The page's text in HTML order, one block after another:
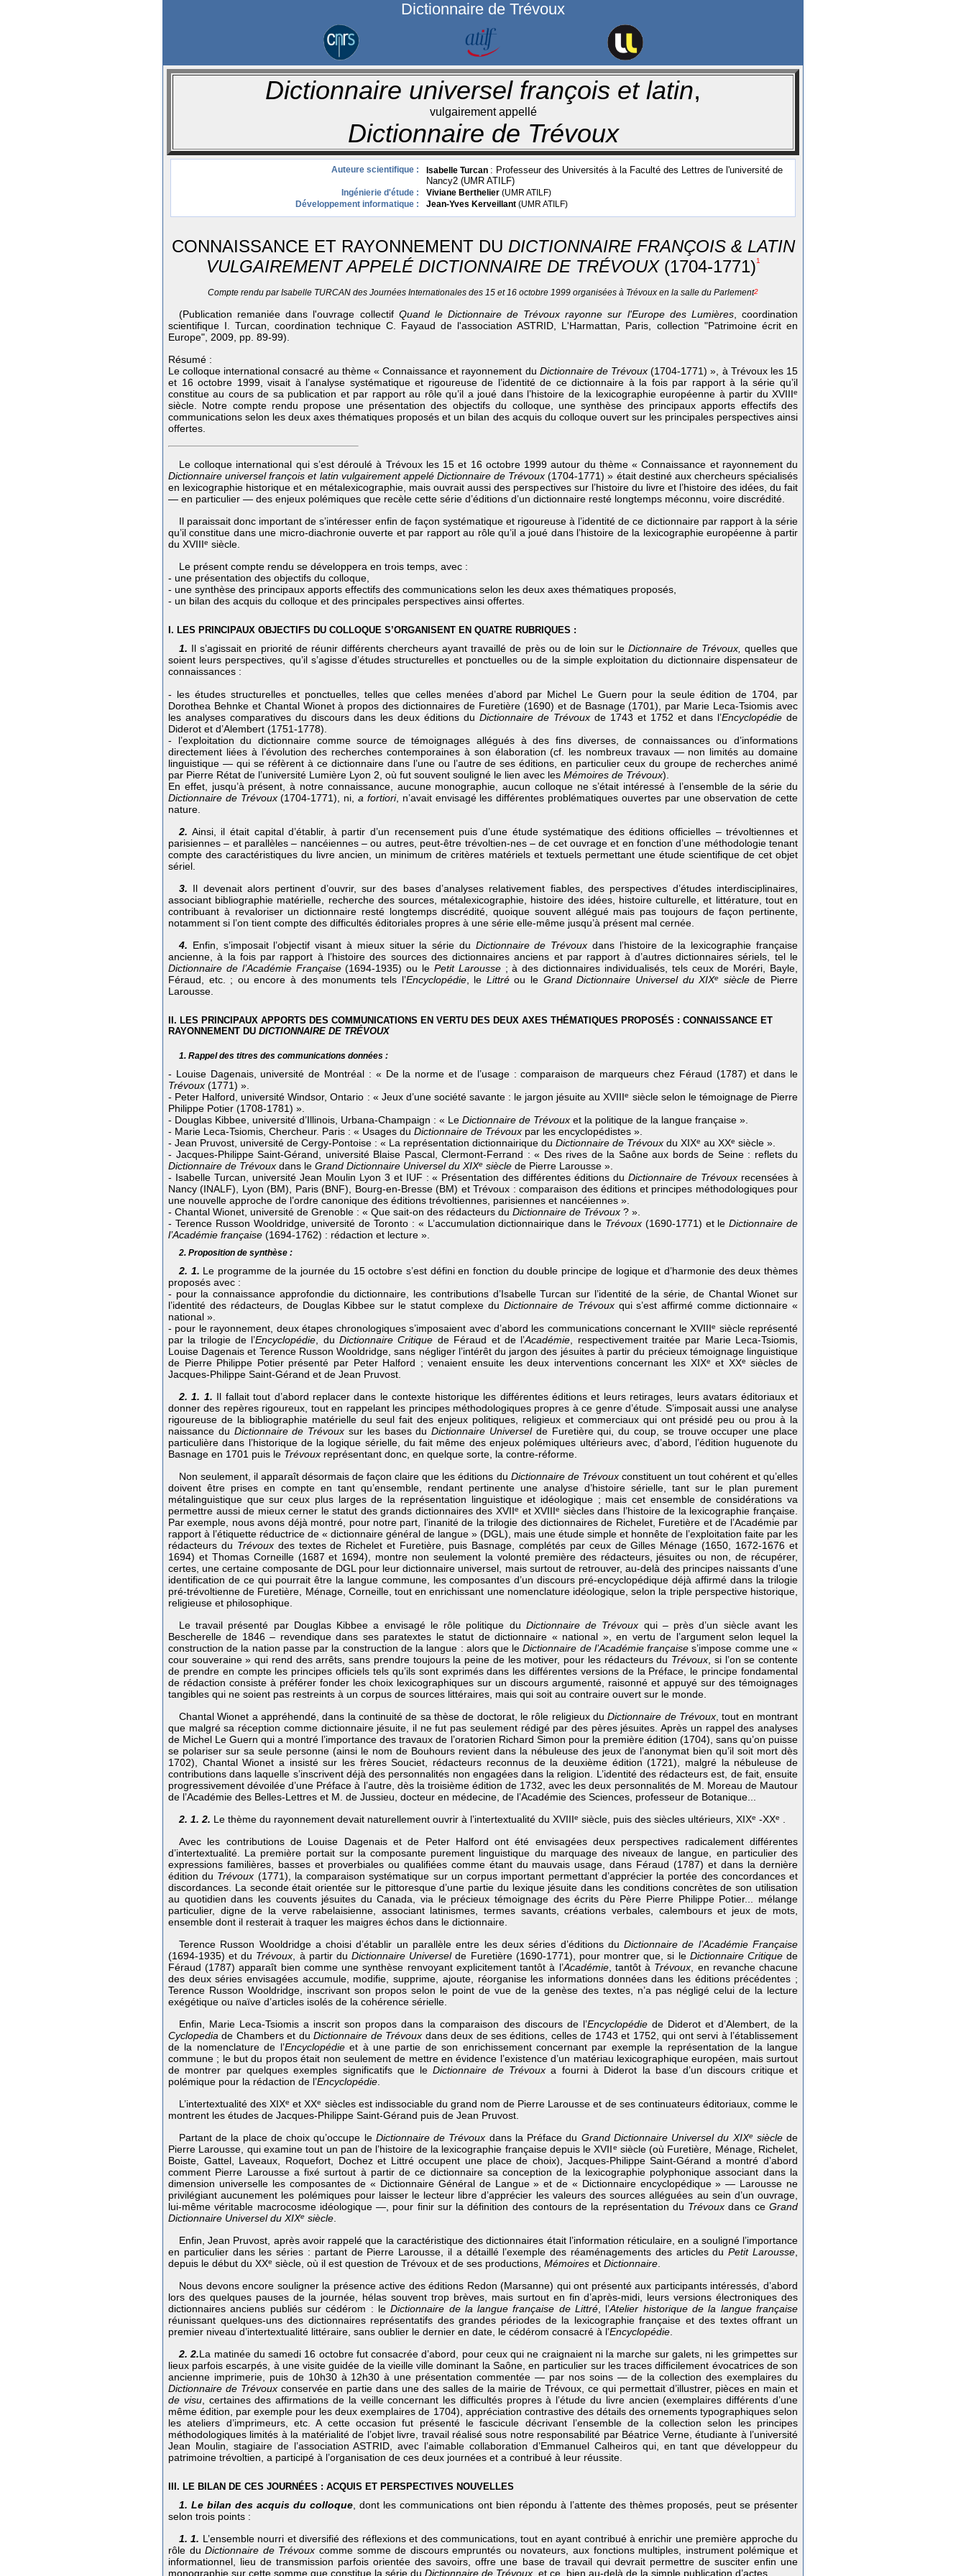
Dictionnaire de Trévoux
Dictionnaire universel françois et latin,
vulgairement appellé
Dictionnaire de Trévoux
Auteure scientifique : Isabelle Turcan : Professeur des Universités à la Faculté des Lettres de l'université de
Nancy2 (UMR ATILF)
Ingénierie d'étude : Viviane Berthelier (UMR ATILF)
Développement informatique :
Jean-Yves Kerveillant (UMR ATILF)
CONNAISSANCE ET RAYONNEMENT DU DICTIONNAIRE FRANÇOIS & LATIN
VULGAIREMENT APPELÉ DICTIONNAIRE DE TRÉVOUX(1704-1771)1
Compte rendu par Isabelle TURCAN des Journées Internationales des 15 et 16 octobre 1999 organisées à Trévoux en la salle du Parlement2
(Publication remaniée dans l'ouvrage collectif Quand le Dictionnaire de Trévoux rayonne sur l'Europe des Lumières, coordination
scientifique I. Turcan, coordination technique C. Fayaud de l'association ASTRID, L'Harmattan, Paris, collection "Patrimoine écrit en
Europe", 2009, pp. 89-99).
Résumé :
Le colloque international consacré au thème « Connaissance et rayonnement du Dictionnaire de Trévoux (1704-1771) », à Trévoux les 15
et 16 octobre 1999, visait à l’analyse systématique et rigoureuse de l’identité de ce dictionnaire à la fois par rapport à la série qu’il
constitue au cours de sa publication et par rapport au rôle qu’il a joué dans l’histoire de la lexicographie européenne à partir du XVIIIe
siècle. Notre compte rendu propose une présentation des objectifs du colloque, une synthèse des principaux apports effectifs des
communications selon les deux axes thématiques proposés et un bilan des acquis du colloque ouvert sur les principales perspectives ainsi
offertes.
Le colloque international qui s’est déroulé à Trévoux les 15 et 16 octobre 1999 autour du thème « Connaissance et rayonnement du
Dictionnaire universel françois et latin vulgairement appelé Dictionnaire de Trévoux (1704-1771) » était destiné aux chercheurs spécialisés
en lexicographie historique et en métalexicographie, mais ouvrait aussi des perspectives sur l’histoire du livre et l’histoire des idées, du fait
— en particulier — des enjeux polémiques que recèle cette série d’éditions d’un dictionnaire resté longtemps méconnu, voire discrédité.
Il paraissait donc important de s’intéresser enfin de façon systématique et rigoureuse à l’identité de ce dictionnaire par rapport à la série
qu’il constitue dans une micro-diachronie ouverte et par rapport au rôle qu’il a joué dans l’histoire de la lexicographie européenne à partir
du XVIIIe siècle.
Le présent compte rendu se développera en trois temps, avec :
- une présentation des objectifs du colloque,
- une synthèse des principaux apports effectifs des communications selon les deux axes thématiques proposés,
- un bilan des acquis du colloque et des principales perspectives ainsi offertes.
I. LES PRINCIPAUX OBJECTIFS DU COLLOQUE S’ORGANISENT EN QUATRE RUBRIQUES :
1. Il s’agissait en priorité de réunir différents chercheurs ayant travaillé de près ou de loin sur leDictionnaire de Trévoux, quelles que
soient leurs perspectives, qu’il s’agisse d’études structurelles et ponctuelles ou de la simple exploitation du dictionnaire dispensateur de
connaissances :
- les études structurelles et ponctuelles, telles que celles menées d’abord par Michel Le Guern pour la seule édition de 1704, par
Dorothea Behnke et Chantal Wionet à propos des dictionnaires de Furetière (1690) et de Basnage (1701), par Marie Leca-Tsiomis avec
les analyses comparatives du discours dans les deux éditions du Dictionnaire de Trévoux de 1743 et 1752 et dans l’Encyclopédie de
Diderot et d’Alembert (1751-1778).
- l’exploitation du dictionnaire comme source de témoignages allégués à des fins diverses, de connaissances ou d’informations
directement liées à l’évolution des recherches contemporaines à son élaboration (cf. les nombreux travaux — non limités au domaine
linguistique — qui se réfèrent à ce dictionnaire dans l’une ou l’autre de ses éditions, en particulier ceux du groupe de recherches animé
par Pierre Rétat de l’université Lumière Lyon 2, où fut souvent souligné le lien avec les Mémoires de Trévoux).
En effet, jusqu’à présent, à notre connaissance, aucune monographie, aucun colloque ne s’était intéressé à l’ensemble de la série du
Dictionnaire de Trévoux(1704-1771), ni,a fortiori, n’avait envisagé les différentes problématiques ouvertes par une observation de cette
nature.
2. Ainsi, il était capital d’établir, à partir d’un recensement puis d’une étude systématique des éditions officielles – trévoltiennes et
parisiennes – et parallèles – nancéiennes – ou autres, peut-être trévoltien-nes – de cet ouvrage et en fonction d’une méthodologie tenant
compte des caractéristiques du livre ancien, un minimum de critères matériels et textuels permettant une étude scientifique de cet objet
sériel.
3. Il devenait alors pertinent d’ouvrir, sur des bases d’analyses relativement fiables, des perspectives d’études interdisciplinaires,
associant bibliographie matérielle, recherche des sources, métalexicographie, histoire des idées, histoire culturelle, et littérature, tout en
contribuant à revaloriser un dictionnaire resté longtemps discrédité, quoique souvent allégué mais pas toujours de façon pertinente,
notamment si l’on tient compte des difficultés éditoriales propres à une série elle-même jusqu’à présent mal cernée.
4. Enfin, s’imposait l’objectif visant à mieux situer la série du Dictionnaire de Trévouxdans l’histoire de la lexicographie française
ancienne, à la fois par rapport à l’histoire des sources des dictionnaires anciens et par rapport à d’autres dictionnaires sériels, tel le
Dictionnaire de l’Académie Française(1694-1935) ou le Petit Larousse; à des dictionnaires individualisés, tels ceux de Moréri, Bayle,
Féraud, etc. ; ou encore à des monuments tels l’Encyclopédie, le Littréou le Grand Dictionnaire Universel du XIXe sièclede Pierre
Larousse.
II. LES PRINCIPAUX APPORTS DES COMMUNICATIONS EN VERTU DES DEUX AXES THÉMATIQUES PROPOSÉS : CONNAISSANCE ET
RAYONNEMENT DU DICTIONNAIRE DE TRÉVOUX
1. Rappel des titres des communications données :
- Louise Dagenais, université de Montréal : « De la norme et de l’usage : comparaison de marqueurs chez Féraud (1787) et dans le
Trévoux (1771) ».
- Peter Halford, université Windsor, Ontario : « Jeux d’une société savante : le jargon jésuite au XVIIIe siècle selon le témoignage de Pierre
Philippe Potier (1708-1781) ».
- Douglas Kibbee, université d’Illinois, Urbana-Champaign : « Le Dictionnaire de Trévoux et la politique de la langue française ».
- Marie Leca-Tsiomis, Chercheur. Paris : « Usages du Dictionnaire de Trévoux par les encyclopédistes ».
- Jean Pruvost, université de Cergy-Pontoise : « La représentation dictionnairique du Dictionnaire de Trévoux du XIXe au XXe siècle ».
- Jacques-Philippe Saint-Gérand, université Blaise Pascal, Clermont-Ferrand : « Des rives de la Saône aux bords de Seine : reflets du
Dictionnaire de Trévoux dans le Grand Dictionnaire Universel du XIXe siècle de Pierre Larousse ».
- Isabelle Turcan, université Jean Moulin Lyon 3 et IUF : « Présentation des différentes éditions duDictionnaire de Trévoux recensées à
Nancy (INALF), Lyon (BM), Paris (BNF), Bourg-en-Bresse (BM) et Trévoux : comparaison des éditions et principes méthodologiques pour
une nouvelle approche de l’ordre canonique des éditions trévoltiennes, parisiennes et nancéiennes ».
- Chantal Wionet, université de Grenoble : « Que sait-on des rédacteurs du Dictionnaire de Trévoux ? ».
- Terence Russon Wooldridge, université de Toronto : « L’accumulation dictionnairique dans le Trévoux(1690-1771) et leDictionnaire de
l’Académie française (1694-1762) : rédaction et lecture ».
2. Proposition de synthèse :
2. 1. Le programme de la journée du 15 octobre s’est défini en fonction du double principe de logique et d’harmonie des deux thèmes
proposés avec :
- pour la connaissance approfondie du dictionnaire, les contributions d’Isabelle Turcan sur l’identité de la série, de Chantal Wionet sur
l’identité des rédacteurs, de Douglas Kibbee sur le statut complexe du Dictionnaire de Trévouxqui s’est affirmé comme dictionnaire «
national ».
- pour le rayonnement, deux étapes chronologiques s’imposaient avec d’abord les communications concernant le XVIIIe siècle représenté
par la trilogie de l’Encyclopédie , duDictionnaire Critique de Féraud et de l’Académie , respectivement traitée par Marie Leca-Tsiomis,
Louise Dagenais et Terence Russon Wooldridge, sans négliger l’intérêt du jargon des jésuites à partir du précieux témoignage linguistique
de Pierre Philippe Potier présenté par Peter Halford ; venaient ensuite les deux interventions concernant les XIXe et XXe
siècles de
Jacques-Philippe Saint-Gérand et de Jean Pruvost.
2. 1. 1. Il fallait tout d’abord replacer dans le contexte historique les différentes éditions et leurs retirages, leurs avatars éditoriaux et
donner des repères rigoureux, tout en rappelant les principes méthodologiques propres à ce genre d’étude. S’imposait aussi une analyse
rigoureuse de la bibliographie matérielle du seul fait des enjeux politiques, religieux et commerciaux qui ont présidé peu ou prou à la
naissance du Dictionnaire de Trévoux sur les bases duDictionnaire Universelde Furetière qui, du coup, se trouve occuper une place
particulière dans l’historique de la logique sérielle, du fait même des enjeux polémiques ultérieurs avec, d’abord, l’édition huguenote du
Basnage en 1701 puis le Trévoux représentant donc, en quelque sorte, la contre-réforme.
Non seulement, il apparaît désormais de façon claire que les éditions du Dictionnaire de Trévouxconstituent un tout cohérent et qu’elles
doivent être prises en compte en tant qu’ensemble, rendant pertinente une analyse d’histoire sérielle, tant sur le plan purement
métalinguistique que sur ceux plus larges de la représentation linguistique et idéologique ; mais cet ensemble de considérations va
permettre aussi de mieux cerner le statut des grands dictionnaires des XVIIe et XVIIIe siècles dans l’histoire de la lexicographie française.
Par exemple, nous avons déjà montré, pour notre part, l’inanité de la trilogie des dictionnaires de Richelet, Furetière et de l’Académie par
rapport à l’étiquette réductrice de « dictionnaire général de langue » (DGL), mais une étude simple et honnête de l’exploitation faite par les
rédacteurs du Trévouxdes textes de Richelet et Furetière, puis Basnage, complétés par ceux de Gilles Ménage (1650, 1672-1676 et
1694) et Thomas Corneille (1687 et 1694), montre non seulement la volonté première des rédacteurs, jésuites ou non, de récupérer,
certes, une certaine composante de DGL pour leur dictionnaire universel, mais surtout de retrouver, au-delà des principes naissants d’une
identification de ce qui pourrait être la langue commune, les composantes d’un discours pré-encyclopédique déjà affirmé dans la trilogie
pré-trévoltienne de Furetière, Ménage, Corneille, tout en enrichissant une nomenclature idéologique, selon la triple perspective historique,
religieuse et philosophique.
Le travail présenté par Douglas Kibbee a envisagé le rôle politique du Dictionnaire de Trévoux qui – près d’un siècle avant les
Bescherelle de 1846 – revendique dans ses paratextes le statut de dictionnaire « national », en vertu de l’argument selon lequel la
construction de la nation passe par la construction de la langue : alors que leDictionnaire de l’Académie française s’impose comme une «
cour souveraine » qui rend des arrêts, sans prendre toujours la peine de les motiver, pour les rédacteurs du Trévoux , si l’on se contente
de prendre en compte les principes officiels tels qu’ils sont exprimés dans les différentes versions de la Préface, le principe fondamental
de rédaction consiste à préférer fonder les choix lexicographiques sur un discours argumenté, raisonné et appuyé sur des témoignages
tangibles qui ne soient pas restreints à un corpus de sources littéraires, mais qui soit au contraire ouvert sur le monde.
Chantal Wionet a appréhendé, dans la continuité de sa thèse de doctorat, le rôle religieux duDictionnaire de Trévoux , tout en montrant
que malgré sa réception comme dictionnaire jésuite, il ne fut pas seulement rédigé par des pères jésuites. Après un rappel des analyses
de Michel Le Guern qui a montré l’importance des travaux de l’oratorien Richard Simon pour la première édition (1704), sans qu’on puisse
se polariser sur sa seule personne (ainsi le nom de Bouhours revient dans la nébuleuse des jeux de l’anonymat bien qu’il soit mort dès
1702), Chantal Wionet a insisté sur les frères Souciet, rédacteurs reconnus de la deuxième édition (1721), malgré la nébuleuse de
contributions dans laquelle s’inscrivent déjà des personnalités non engagées dans la religion. L’identité des rédacteurs est, de fait, ensuite
progressivement dévoilée d’une Préface à l’autre, dès la troisième édition de 1732, avec les deux personnalités de M. Moreau de Mautour
de l’Académie des Belles-Lettres et M. de Jussieu, docteur en médecine, de l’Académie des Sciences, professeur de Botanique...
2. 1. 2. Le thème du rayonnement devait naturellement ouvrir à l’intertextualité du XVIIIe siècle, puis des siècles ultérieurs, XIXe -XXe
Avec les contributions de Louise Dagenais et de Peter Halford ont été envisagées deux perspectives radicalement différentes
d’intertextualité. La première portait sur la composante purement linguistique du marquage des niveaux de langue, en particulier des
expressions familières, basses et proverbiales ou qualifiées comme étant du mauvais usage, dans Féraud (1787) et dans la dernière
édition du Trévoux (1771), la comparaison systématique sur un corpus important permettant d’apprécier la portée des concordances et
discordances. La seconde était orientée sur le pittoresque d’une partie du lexique jésuite dans les conditions concrètes de son utilisation
au quotidien dans les couvents jésuites du Canada, via le précieux témoignage des écrits du Père Pierre Philippe Potier... mélange
particulier, digne de la verve rabelaisienne, associant latinismes, termes savants, créations verbales, calembours et jeux de mots,
ensemble dont il resterait à traquer les maigres échos dans le dictionnaire.
Terence Russon Wooldridge a choisi d’établir un parallèle entre les deux séries d’éditions duDictionnaire de l’Académie Française
(1694-1935) et du Trévoux , à partir duDictionnaire Universelde Furetière (1690-1771), pour montrer que, si le Dictionnaire Critiquede
Féraud (1787) apparaît bien comme une synthèse renvoyant explicitement tantôt à l’Académie, tantôt à Trévoux , en revanche chacune
des deux séries envisagées accumule, modifie, supprime, ajoute, réorganise les informations données dans les éditions précédentes ;
Terence Russon Wooldridge, inscrivant son propos selon le point de vue de la genèse des textes, n’a pas négligé celui de la lecture
exégétique ou naïve d’articles isolés de la cohérence sérielle.
Enfin, Marie Leca-Tsiomis a inscrit son propos dans la comparaison des discours de l’Encyclopédiede Diderot et d’Alembert, de la
Cyclopedia de Chambers et duDictionnaire de Trévoux dans deux de ses éditions, celles de 1743 et 1752, qui ont servi à l’établissement
de la nomenclature de l’Encyclopédieet à une partie de son enrichissement concernant par exemple la représentation de la langue
commune ; le but du propos était non seulement de mettre en évidence l’existence d’un matériau lexicographique européen, mais surtout
de montrer par quelques exemples significatifs que leDictionnaire de Trévoux a fourni à Diderot la base d’un discours critique et
polémique pour la rédaction de l’Encyclopédie
L’intertextualité des XIXe et XXe siècles est indissociable du grand nom de Pierre Larousse et de ses continuateurs éditoriaux, comme le
montrent les études de Jacques-Philippe Saint-Gérand puis de Jean Pruvost.
Partant de la place de choix qu’occupe le Dictionnaire de Trévoux dans la Préface du Grand Dictionnaire Universel du XIXesièclede
Pierre Larousse, qui examine tout un pan de l’histoire de la lexicographie française depuis le XVIIe siècle (où Furetière, Ménage, Richelet,
Boiste, Gattel, Laveaux, Roquefort, Dochez et Littré occupent une place de choix), Jacques-Philippe Saint-Gérand a montré d’abord
comment Pierre Larousse a fixé surtout à partir de ce dictionnaire sa conception de la lexicographie polyphonique associant dans la
dimension universelle les composantes de « Dictionnaire Général de Langue » et de « Dictionnaire encyclopédique » — Larousse ne
privilégiant aucunement les polémiques pour laisser le lecteur libre d’apprécier les valeurs des sources alléguées au sein d’un ouvrage,
lui-même véritable macrocosme idéologique —, pour finir sur la définition des contours de la représentation du Trévoux dans ceGrand
Dictionnaire Universel du XIXe siècle
Enfin, Jean Pruvost, après avoir rappelé que la caractéristique des dictionnaires était l’information réticulaire, en a souligné l’importance
en particulier dans les séries : partant de Pierre Larousse, il a détaillé l’exemple des réaménagements des articles duPetit Larousse
depuis le début du XXe siècle, où il est question de Trévoux et de ses productions, Mémoires et Dictionnaire
Nous devons encore souligner la présence active des éditions Redon (Marsanne) qui ont présenté aux participants intéressés, d’abord
lors des quelques pauses de la journée, hélas souvent trop brèves, mais surtout en fin d’après-midi, leurs versions électroniques des
dictionnaires anciens publiés sur cédérom : leDictionnaire de la langue française de Littré , l’Atelier historique de la langue française
réunissant quelques-uns des dictionnaires représentatifs des grandes périodes de la lexicographie française et des textes offrant un
premier niveau d’intertextualité littéraire, sans oublier le dernier en date, le cédérom consacré à l’Encyclopédie
2. 2.La matinée du samedi 16 octobre fut consacrée d’abord, pour ceux qui ne craignaient ni la marche sur galets, ni les grimpettes sur
lieux parfois escarpés, à une visite guidée de la vieille ville dominant la Saône, en particulier sur les traces difficilement évocatrices de son
ancienne imprimerie, puis de 10h30 à 12h30 à une présentation commentée — par nos soins — de la collection des exemplaires du
Dictionnaire de Trévouxconservée en partie dans une des salles de la mairie de Trévoux, ce qui permettait d’illustrer, pièces en main et
de visu, certaines des affirmations de la veille concernant les difficultés propres à l’étude du livre ancien (exemplaires différents d’une
même édition, par exemple pour les deux exemplaires de 1704), appréciation contrastive des détails des ornements typographiques selon
les ateliers d’imprimeurs, etc. A cette occasion fut présenté le fascicule décrivant l’ensemble de la collection selon les principes
méthodologiques limités à la matérialité de l’objet livre, travail réalisé sous notre responsabilité par Béatrice Verne, étudiante à l’université
Jean Moulin, stagiaire de l’association ASTRID, avec l’aimable collaboration d’Emmanuel Calheiros qui, en tant que développeur du
patrimoine trévoltien, a participé à l’organisation de ces deux journées et a contribué à leur réussite.
III. LE BILAN DE CES JOURNÉES : ACQUIS ET PERSPECTIVES NOUVELLES
1. Le bilan des acquis du colloque , dont les communications ont bien répondu à l’attente des thèmes proposés, peut se présenter
selon trois points :
1. 1. L’ensemble nourri et diversifié des réflexions et des communications, tout en ayant contribué à enrichir une première approche du
rôle duDictionnaire de Trévoux comme somme de discours empruntés ou novateurs, aux fonctions multiples, instrument polémique et
informationnel, lieu de transmission parfois orientée des savoirs, offre une base de travail qui devrait permettre de susciter enfin une
monographie sur cette somme que constitue la série du Dictionnaire de Trévoux , et ce, bien au-delà de la simple publication d’actes.